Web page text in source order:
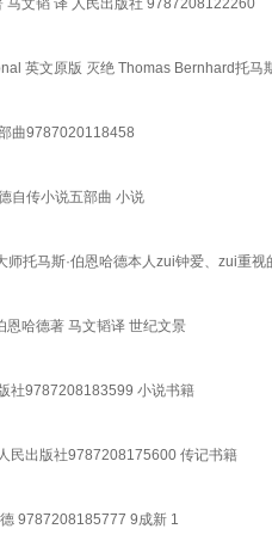
马文韬 译 人民出版社 9787208122260
英文原版 灭绝 Thomas Bernhard托马
曲9787020118458
自传小说五部曲 小说
托马斯·伯恩哈德本人zui钟爱、zui重视
恩哈德著 马文韬译 世纪文景
社9787208183599 小说书籍
民出版社9787208175600 传记书籍
9787208185777 9成新 1